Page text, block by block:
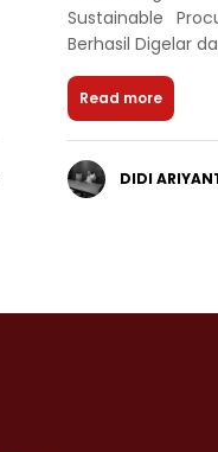
Sustainable
Berhasil Digelar
Read more
DIDI